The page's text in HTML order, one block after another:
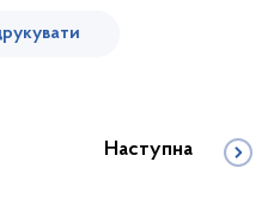
Наступна